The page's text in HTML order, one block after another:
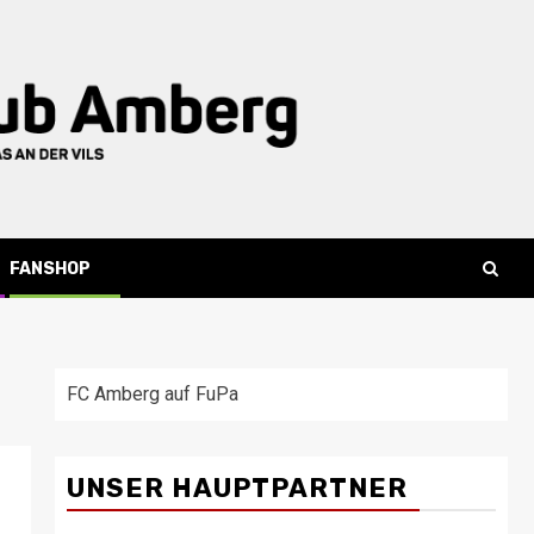
FANSHOP
FC Amberg auf FuPa
UNSER HAUPTPARTNER